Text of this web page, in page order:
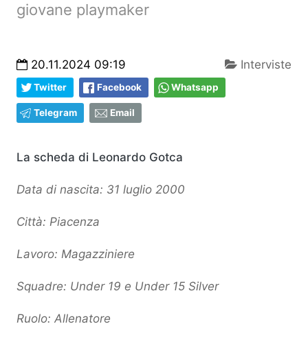
giovane playmaker
20.11.2024 09:19 Interviste
Twitter Facebook Whatsapp
Telegram Email
La scheda di Leonardo Gotca
Data di nascita: 31 luglio 2000
Città: Piacenza
Lavoro: Magazziniere
Squadre: Under 19 e Under 15 Silver
Ruolo: Allenatore